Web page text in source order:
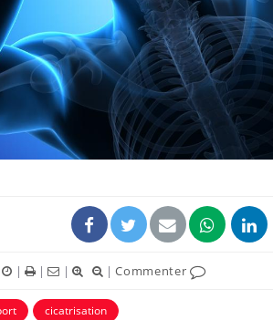
| | | |Commenter
cicatrisation